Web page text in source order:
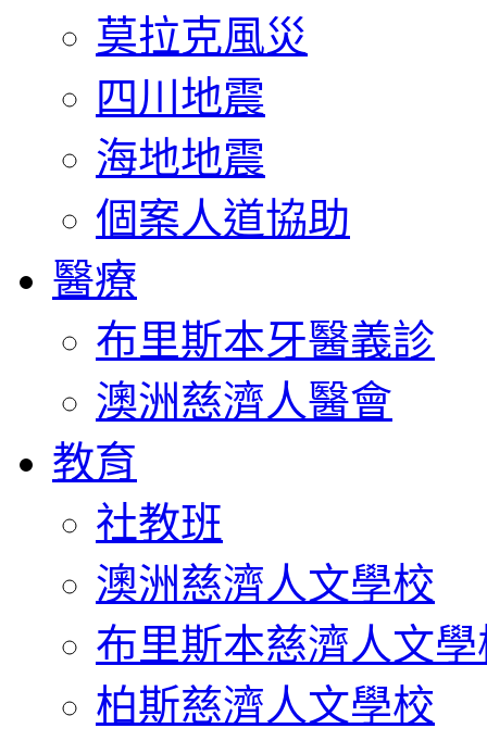
莫拉克風災
四川地震
海地地震
個案人道協助
醫療
布里斯本牙醫義診
澳洲慈濟人醫會
教育
社教班
澳洲慈濟人文學校
布里斯本慈濟人文學
柏斯慈濟人文學校